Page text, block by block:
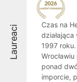
Laureaci
Czas na
1997 roku.
ponad
imporcie,